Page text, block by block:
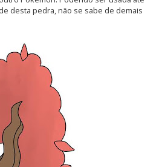
desta pedra, não se sabe de demais